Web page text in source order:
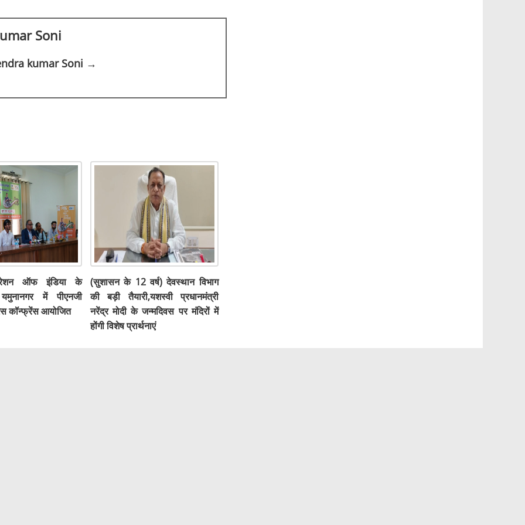
Soni
kumar Soni →
ऑफ इंडिया के
में पीएनजी
कॉन्फ्रेंस आयोजित
(सुशासन के 12 वर्ष) देवस्थान विभाग
की बड़ी तैयारी,यशस्वी प्रधानमंत्री
नरेंद्र मोदी के जन्मदिवस पर मंदिरों में
होंगी विशेष प्रार्थनाएं